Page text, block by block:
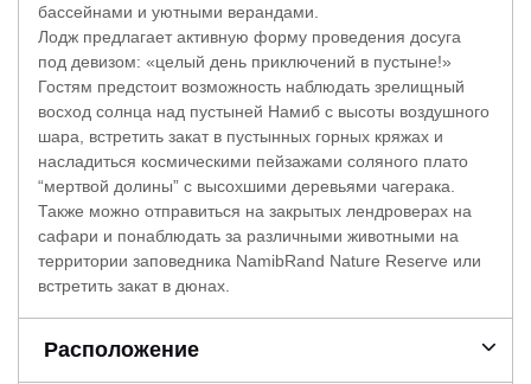
бассейнами и уютными верандами.
Лодж предлагает активную форму проведения досуга
под девизом: «целый день приключений в пустыне!»
Гостям предстоит возможность наблюдать зрелищный
восход солнца над пустыней Намиб с высоты воздушного
шара, встретить закат в пустынных горных кряжах и
насладиться космическими пейзажами соляного плато
“мертвой долины” с высохшими деревьями чагерака.
Также можно отправиться на закрытых лендроверах на
сафари и понаблюдать за различными животными на
территории заповедника NamibRand Nature Reserve или
встретить закат в дюнах.
Расположение